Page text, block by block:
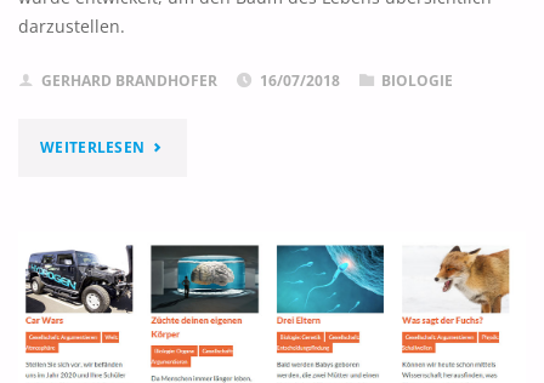
darzustellen.
GERHARD BRANDHOFER 16/07/2018 BIOLOGIE
WEITERLESEN "LIFEMAP"